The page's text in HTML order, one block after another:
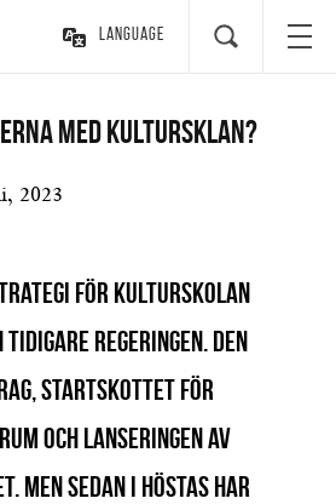
Language
med kultursklan?
2023
för kulturskolan
tidigare regeringen. Den
startskottet för
och lanseringen av
Men sedan i höstas har